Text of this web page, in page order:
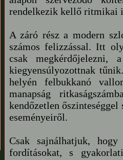
rendelkezik kellő ritmikai
A záró rész a modern
számos felizzással. Itt
csak megkérdőjelezni,
kiegyensúlyozottnak
helyén felbukkanó
manapság
kendőzetlen
eseményeiről.
Csak sajnálhatjuk,
fordításokat, s